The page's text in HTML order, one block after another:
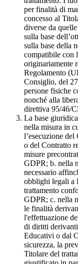
per finalità di
concesso al
diverse da
sulla base
sulla base della
compatibile con
originariamente
Regolamento
Consiglio, del
persone fisiche
nonché alla
direttiva 95/46/
La base
nella misura in
l’esecuzione
o del Contratto
misure
GDPR; b. nella
necessario
obblighi legali a
trattamento
GDPR; c. nella
le finalità
l'effettuazione
di diritti
Educativi o dal
sicurezza, la
Titolare del